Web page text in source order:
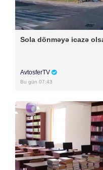
Sola dönməyə icazə
AvtosferTV
Bu gün 07:43